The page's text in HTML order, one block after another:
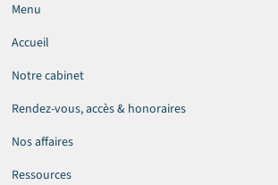
Menu
Accueil
Notre cabinet
Rendez-vous, accès & honoraires
Nos affaires
Ressources